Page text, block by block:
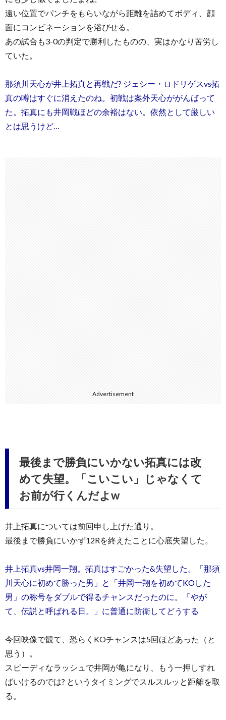
遠い位置でパンチをもらいながら距離を詰めてボディ、顔
面にコンビネーションを浴びせる。
あの試合も3-0の判定で勝利したものの、実はかなり苦労し
ていた。
那須川天心が井上拓真と再戦だ? ジェシー・ロドリゲスvs拓
真の噂はすぐに消えたのね。初戦は案外天心ががんばって
た。拓真にも井岡戦ほどの余裕はない。依然として厳しい
とは思うけど…
Advertisement
最後まで勝負にいかない拓真には改
めて失望。「こいこい」じゃなくて
お前が行くんだよw
井上拓真については前回申し上げた通り。
最後まで勝負にいかず12Rを終えたことに心底失望した。
井上拓真vs井岡一翔。拓真はすごかった&失望した。「那須
川天心に初めて勝った男」と「井岡一翔を初めてKOした
男」の称号をダブルで得るチャンスだったのに。「やが
て、伝説と呼ばれる日。」に普通に防衛してどうする
今回映像で観て、恐らくKOチャンスは5回ほどあった（と
思う）。
スピーディなラッシュで井岡が亀になり、もう一押しすれ
ばいけるのでは? というタイミングでスルスルッと距離を取
る。